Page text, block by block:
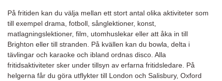
På fritiden kan du välja mellan ett stort antal olika aktiviteter som
till exempel drama, fotboll, sånglektioner, konst,
matlagningslektioner, film, utomhuslekar eller att åka in till
Brighton eller till stranden. På kvällen kan du bowla, delta i
tävlingar och karaoke och ibland ordnas disco. Alla
fritidsaktiviteter sker under tillsyn av erfarna fritidsledare. På
helgerna får du göra utflykter till London och Salisbury, Oxford